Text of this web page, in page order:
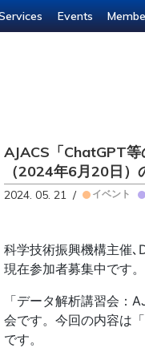
Events
AJACS「ChatGPT等
（2024年6月20日
2024. 05. 21 / イベント
科学技術振興機構主催､
現在参加者募集中です
「データ解析講習会：
会です。今回の内容は
です。